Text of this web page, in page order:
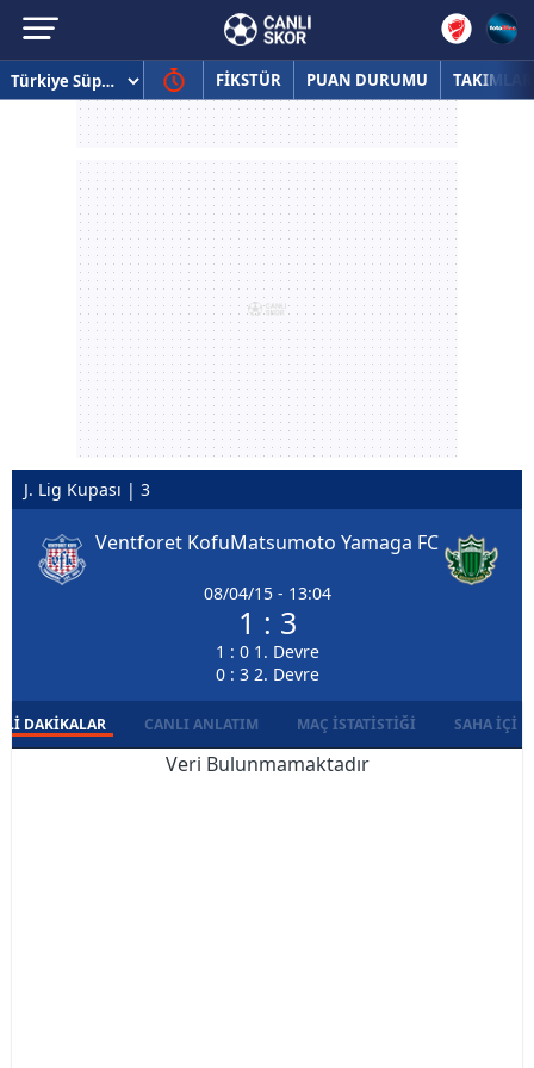
FİKSTÜR PUAN DURUMU TAKIMLAR
J. Lig Kupası | 3
Ventforet Kofu
08/04/15 - 13:04
1 : 3
1 : 0 1. Devre
0 : 3 2. Devre
Matsumoto Yamaga FC
DAKIKALAR CANLI ANLATIM MAÇ İSTATISTIĞI SAHA İÇI
Veri Bulunmamaktadır